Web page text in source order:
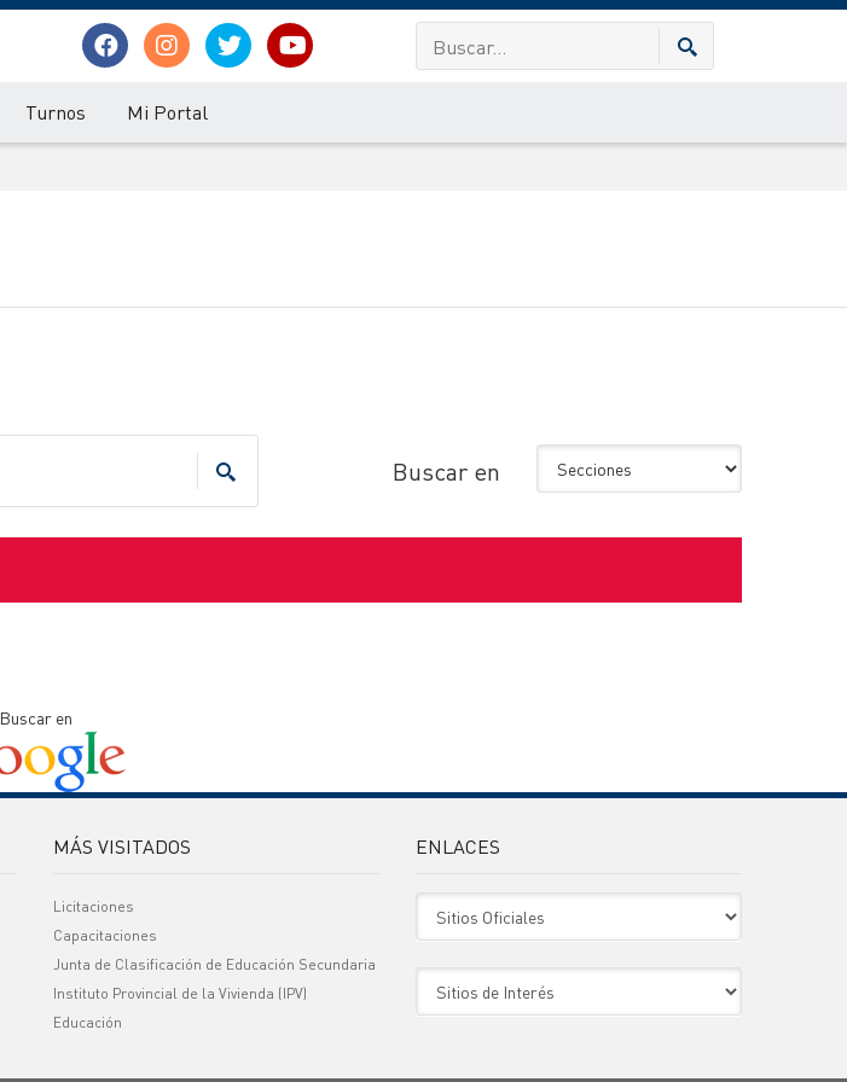
Turnos Mi Portal
Buscar en
Buscar en
MÁS VISITADOS
Licitaciones
Capacitaciones
Junta de Clasificación de Educación Secundaria
Instituto Provincial de la Vivienda (IPV)
Educación
ENLACES